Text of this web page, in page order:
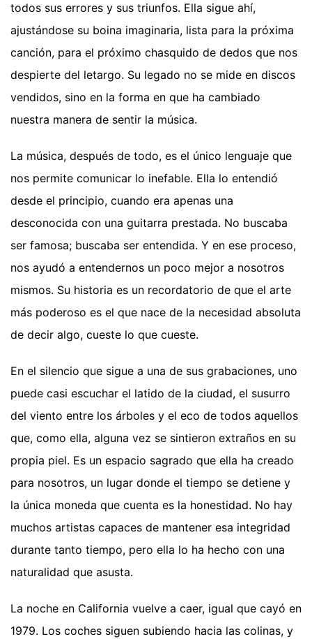
todos sus errores y sus triunfos. Ella sigue ahí,
ajustándose su boina imaginaria, lista para la próxima
canción, para el próximo chasquido de dedos que nos
despierte del letargo. Su legado no se mide en discos
vendidos, sino en la forma en que ha cambiado
nuestra manera de sentir la música.
La música, después de todo, es el único lenguaje que
nos permite comunicar lo inefable. Ella lo entendió
desde el principio, cuando era apenas una
desconocida con una guitarra prestada. No buscaba
ser famosa; buscaba ser entendida. Y en ese proceso,
nos ayudó a entendernos un poco mejor a nosotros
mismos. Su historia es un recordatorio de que el arte
más poderoso es el que nace de la necesidad absoluta
de decir algo, cueste lo que cueste.
En el silencio que sigue a una de sus grabaciones, uno
puede casi escuchar el latido de la ciudad, el susurro
del viento entre los árboles y el eco de todos aquellos
que, como ella, alguna vez se sintieron extraños en su
propia piel. Es un espacio sagrado que ella ha creado
para nosotros, un lugar donde el tiempo se detiene y
la única moneda que cuenta es la honestidad. No hay
muchos artistas capaces de mantener esa integridad
durante tanto tiempo, pero ella lo ha hecho con una
naturalidad que asusta.
La noche en California vuelve a caer, igual que cayó en
1979. Los coches siguen subiendo hacia las colinas, y